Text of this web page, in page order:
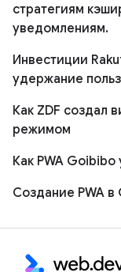
стратегиям
уведомлениям.
Инвестиции
удержание
Как ZDF создал
режимом
Как PWA
Создание PWA в